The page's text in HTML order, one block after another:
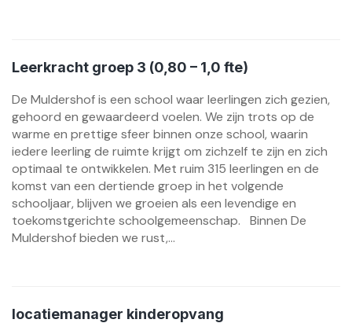
Leerkracht groep 3 (0,80 – 1,0 fte)
De Muldershof is een school waar leerlingen zich gezien,
gehoord en gewaardeerd voelen. We zijn trots op de
warme en prettige sfeer binnen onze school, waarin
iedere leerling de ruimte krijgt om zichzelf te zijn en zich
optimaal te ontwikkelen. Met ruim 315 leerlingen en de
komst van een dertiende groep in het volgende
schooljaar, blijven we groeien als een levendige en
toekomstgerichte schoolgemeenschap. Binnen De
Muldershof bieden we rust,...
locatiemanager kinderopvang